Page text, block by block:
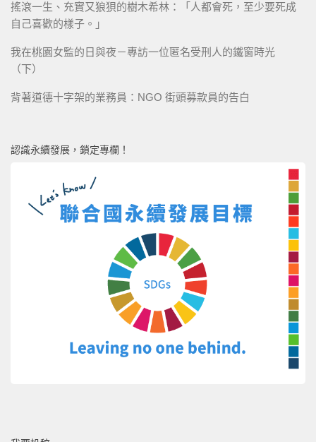
搖滾一生、充實又狼狽的樹木希林：「人都會死，至少要死成
自己喜歡的樣子。」
我在桃園女監的日與夜－專訪一位匿名受刑人的鐵窗時光
（下）
背著道德十字架的業務員：NGO 街頭募款員的告白
認識永續發展，鎖定專欄！